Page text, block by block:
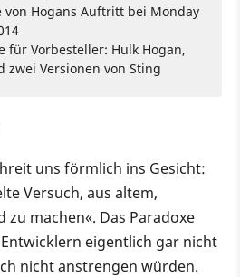
von Hogans Auftritt bei Monday
für Vorbesteller: Hulk Hogan,
zwei Versionen von Sting
uns förmlich ins Gesicht:
Versuch, aus altem,
machen«. Das Paradoxe
eigentlich gar nicht
nicht anstrengen würden.